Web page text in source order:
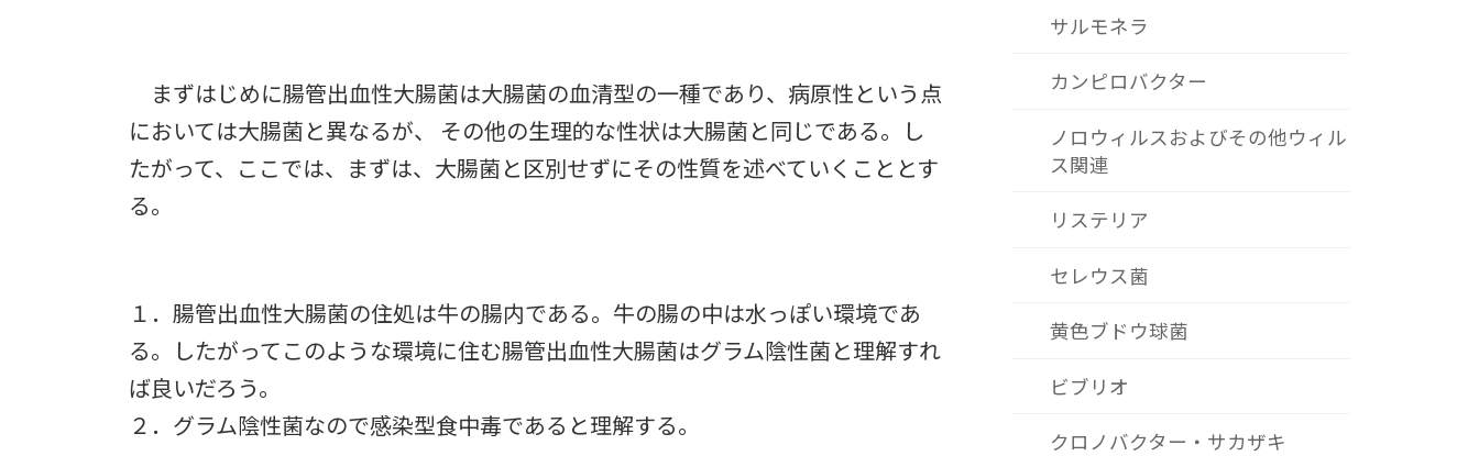
まずはじめに腸管出血性大腸菌は大腸菌の血清型の一種であり、病原性という点
においては大腸菌と異なるが、 その他の生理的な性状は大腸菌と同じである。し
たがって、ここでは、まずは、大腸菌と区別せずにその性質を述べていくこととす
る。
１．腸管出血性大腸菌の住処は牛の腸内である。牛の腸の中は水っぽい環境であ
る。したがってこのような環境に住む腸管出血性大腸菌はグラム陰性菌と理解すれ
ば良いだろう。
２．グラム陰性菌なので感染型食中毒であると理解する。
サルモネラ
カンピロバクター
ノロウィルスおよびその他ウィル
ス関連
リステリア
セレウス菌
黄色ブドウ球菌
ビブリオ
クロノバクター・サカザキ